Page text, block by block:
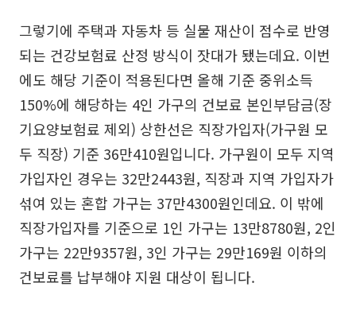
그렇기에 주택과 자동차 등 실물 재산이 점수로 반영
되는 건강보험료 산정 방식이 잣대가 됐는데요. 이번
에도 해당 기준이 적용된다면 올해 기준 중위소득
150%에 해당하는 4인 가구의 건보료 본인부담금(장
기요양보험료 제외) 상한선은 직장가입자(가구원 모
두 직장) 기준 36만410원입니다. 가구원이 모두 지역
가입자인 경우는 32만2443원, 직장과 지역 가입자가
섞여 있는 혼합 가구는 37만4300원인데요. 이 밖에
직장가입자를 기준으로 1인 가구는 13만8780원, 2인
가구는 22만9357원, 3인 가구는 29만169원 이하의
건보료를 납부해야 지원 대상이 됩니다.